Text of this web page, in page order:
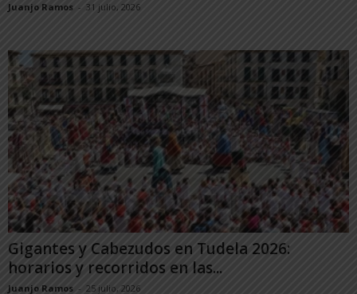
Juanjo Ramos - 31 julio, 2026
Gigantes y Cabezudos en Tudela 2026:
horarios y recorridos en las...
Juanjo Ramos - 25 julio, 2026